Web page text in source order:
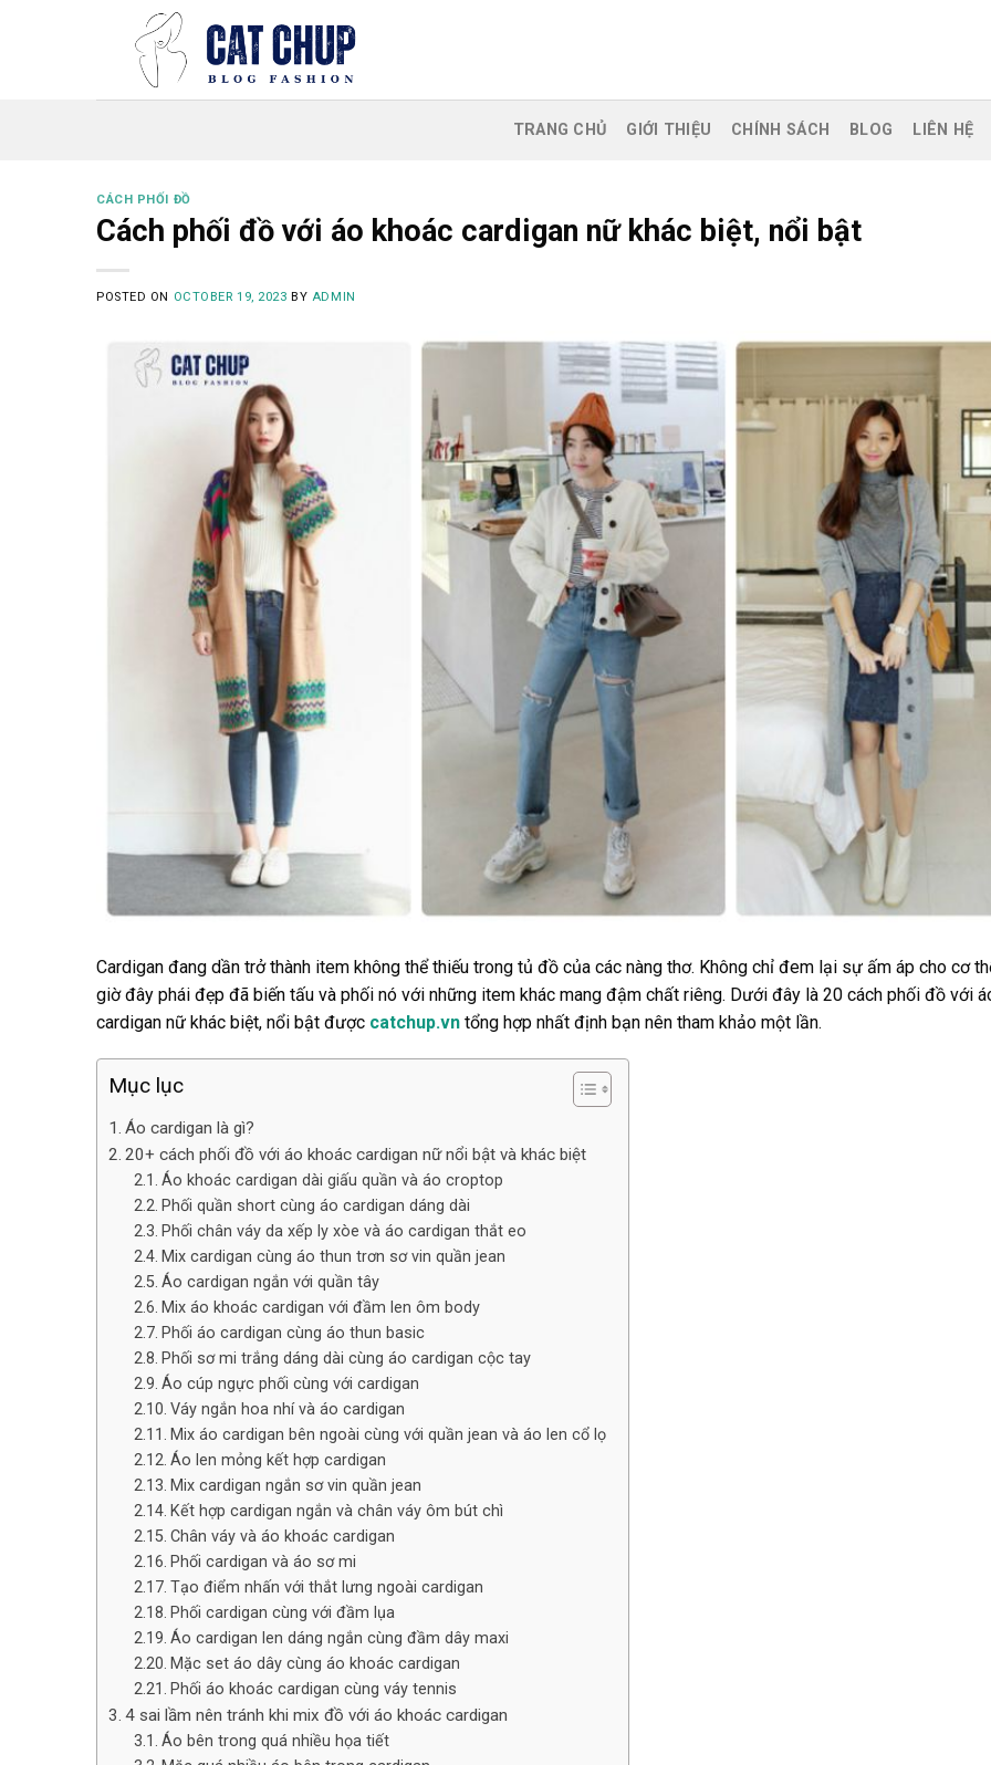
TRANG CHỦ GIỚI THIỆU CHÍNH SÁCH BLOG LIÊN HỆ
CÁCH PHỐI ĐỒ
Cách phối đồ với áo khoác cardigan nữ khác biệt, nổi bật
POSTED ON OCTOBER 19, 2023 BY ADMIN
Cardigan đang dần trở thành item không thể thiếu trong tủ đồ của các nàng thơ. Không chỉ đem lại sự ấm áp cho cơ
giờ đây phái đẹp đã biến tấu và phối nó với những item khác mang đậm chất riêng. Dưới đây là 20 cách phối đồ với
cardigan nữ khác biệt, nổi bật được catchup.vn tổng hợp nhất định bạn nên tham khảo một lần.
Mục lục
Áo cardigan là gì?
20+ cách phối đồ với áo khoác cardigan nữ nổi bật và khác biệt
Áo khoác cardigan dài giấu quần và áo croptop
Phối quần short cùng áo cardigan dáng dài
Phối chân váy da xếp ly xòe và áo cardigan thắt eo
Mix cardigan cùng áo thun trơn sơ vin quần jean
Áo cardigan ngắn với quần tây
Mix áo khoác cardigan với đầm len ôm body
Phối áo cardigan cùng áo thun basic
Phối sơ mi trắng dáng dài cùng áo cardigan cộc tay
Áo cúp ngực phối cùng với cardigan
Váy ngắn hoa nhí và áo cardigan
Mix áo cardigan bên ngoài cùng với quần jean và áo len cổ lọ
Áo len mỏng kết hợp cardigan
Mix cardigan ngắn sơ vin quần jean
Kết hợp cardigan ngắn và chân váy ôm bút chì
Chân váy và áo khoác cardigan
Phối cardigan và áo sơ mi
Tạo điểm nhấn với thắt lưng ngoài cardigan
Phối cardigan cùng với đầm lụa
Áo cardigan len dáng ngắn cùng đầm dây maxi
Mặc set áo dây cùng áo khoác cardigan
Phối áo khoác cardigan cùng váy tennis
4 sai lầm nên tránh khi mix đồ với áo khoác cardigan
Áo bên trong quá nhiều họa tiết